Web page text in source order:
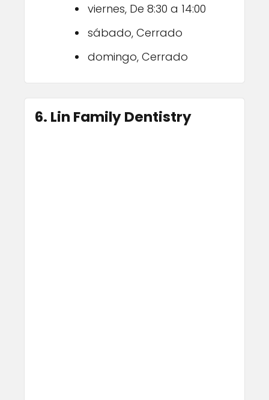
viernes, De 8:30 a 14:00
sábado, Cerrado
domingo, Cerrado
6. Lin Family Dentistry